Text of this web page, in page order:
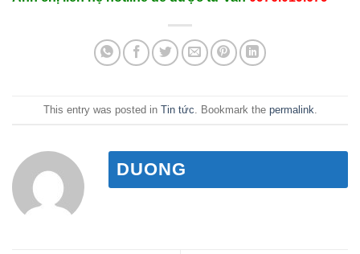
This entry was posted in Tin tức . Bookmark the permalink
DUONG